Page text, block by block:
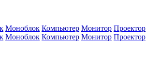
Моноблок Компьютер Монитор Проектор
Моноблок Компьютер Монитор Проектор